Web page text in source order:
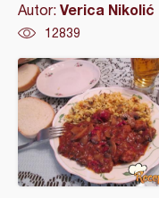
Autor: Verica Nikolić
12839